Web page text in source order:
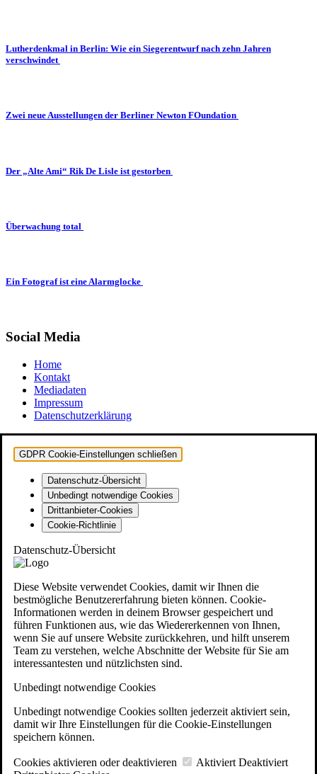
Lutherdenkmal in Berlin: Wie ein Siegerentwurf nach zehn Jahren
verschwindet
Zwei neue Ausstellungen der Berliner Newton FOundation
Der „Alte Ami“ Rik De Lisle ist gestorben
Überwachung total
Ein Fotograf ist eine Alarmglocke
Social Media
Home
Kontakt
Mediadaten
Impressum
Datenschutzerklärung
GDPR Cookie-Einstellungen schließen
Datenschutz-Übersicht
Unbedingt notwendige Cookies
Drittanbieter-Cookies
Cookie-Richtlinie
Datenschutz-Übersicht
Diese Website verwendet Cookies, damit wir Ihnen die
bestmögliche Benutzererfahrung bieten können. Cookie-
Informationen werden in deinem Browser gespeichert und
führen Funktionen aus, wie das Wiedererkennen von Ihnen,
wenn Sie auf unsere Website zurückkehren, und hilft unserem
Team zu verstehen, welche Abschnitte der Website für Sie am
interessantesten und nützlichsten sind.
Unbedingt notwendige Cookies
Unbedingt notwendige Cookies sollten jederzeit aktiviert sein,
damit wir Ihre Einstellungen für die Cookie-Einstellungen
speichern können.
Cookies aktivieren oder deaktivieren Aktiviert Deaktiviert